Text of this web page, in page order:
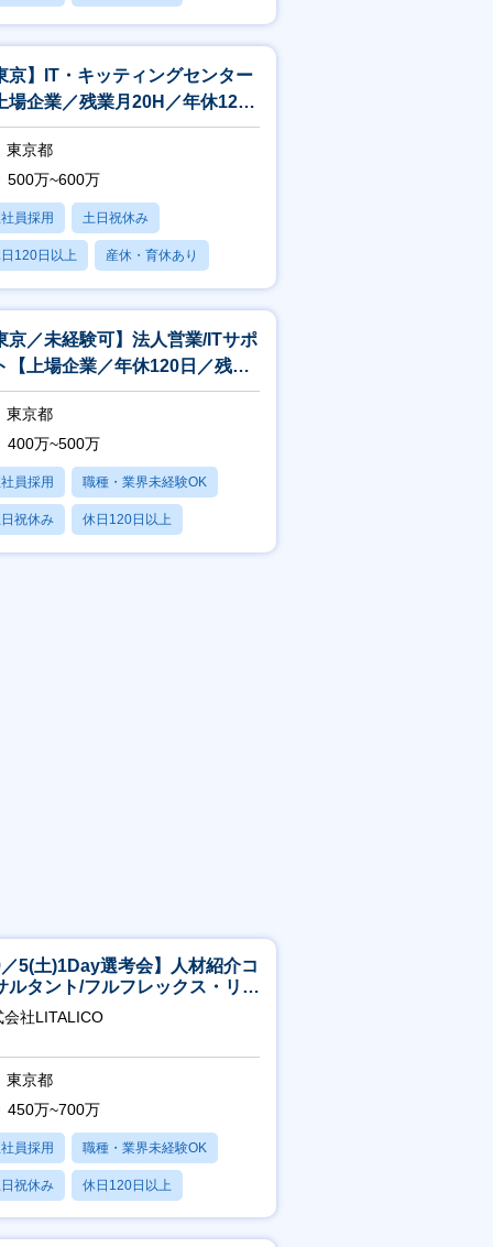
・育休あり
京】IT・キッティングセンター
場企業／残業月20H／年休120
東京都
500万~600万
員採用 土日祝休み
120日以上 産休・育休あり
業20時間以内
京／未経験可】法人営業/ITサポ
【上場企業／年休120日／残業
20H】
東京都
400万~500万
員採用 職種・業界未経験OK
祝休み 休日120日以上
・育休あり
／5(土)1Day選考会】人材紹介コ
ルタント/フルフレックス・リモ
/育休最長6年取得可
会社LITALICO
東京都
450万~700万
員採用 職種・業界未経験OK
祝休み 休日120日以上
・育休あり